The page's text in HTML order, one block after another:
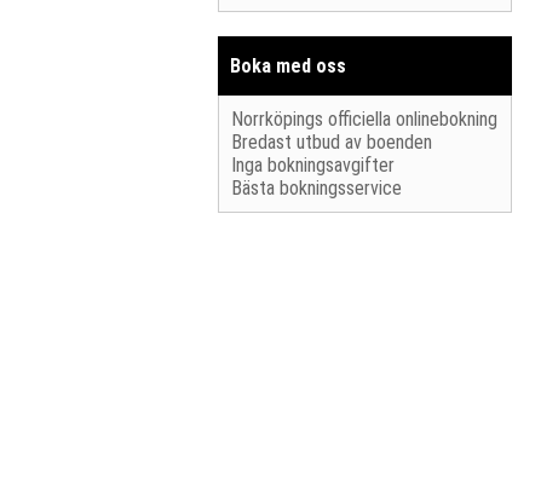
Boka med oss
Norrköpings officiella onlinebokning
Bredast utbud av boenden
Inga bokningsavgifter
Bästa bokningsservice